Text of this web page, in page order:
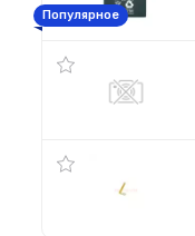
Популярное